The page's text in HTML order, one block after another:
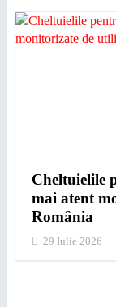
Cheltuielile
mai atent
România
29 Iulie 2026